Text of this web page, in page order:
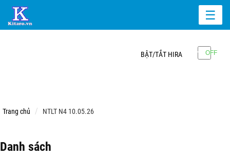
☰
BẬT/TẮT HIRA
Trang chủ NTLT N4 10.05.26
Danh sách